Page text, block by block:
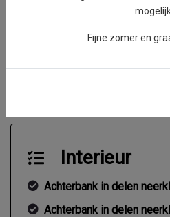
Interieur
Achterbank in delen
Achterbank in delen
Fijne zomer en